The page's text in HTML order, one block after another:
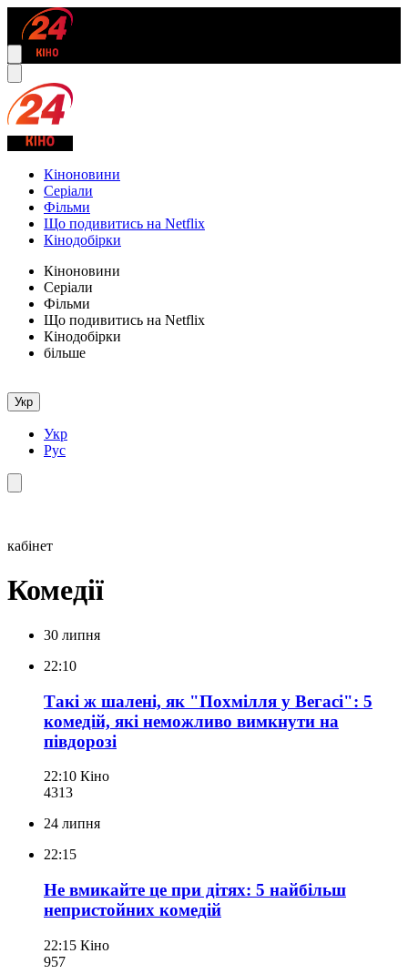
Кіноновини
Серіали
Фільми
Що подивитись на Netflix
Кінодобірки
Кіноновини
Серіали
Фільми
Що подивитись на Netflix
Кінодобірки
більше
Укр
Укр
Рус
кабінет
Комедії
30 липня
22:10
Такі ж шалені, як "Похмілля у Вегасі": 5
комедій, які неможливо вимкнути на
півдорозі
22:10 Кіно
4313
24 липня
22:15
Не вмикайте це при дітях: 5 найбільш
непристойних комедій
22:15 Кіно
957